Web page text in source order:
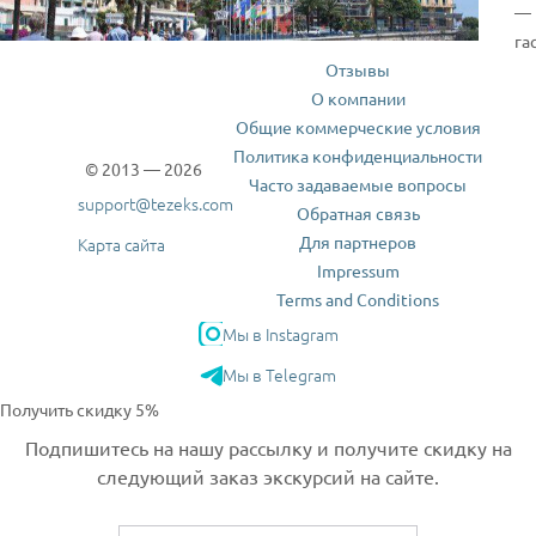
—
© 2013 — 2026
support@tezeks.com
Карта сайта
Отзывы
О компании
Общие коммерческие условия
Политика конфиденциальности
Часто задаваемые вопросы
Обратная связь
Для партнеров
Impressum
Terms and Conditions
Мы в Instagram
Мы в Telegram
Получить скидку 5%
Подпишитесь на нашу рассылку и получите скидку на
следующий заказ экскурсий на сайте.